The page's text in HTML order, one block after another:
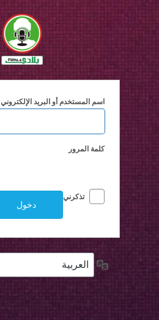
دخول
اسم المستخدم أو البريد الإلكتروني
كلمة المرور
تذكرني
اللغة